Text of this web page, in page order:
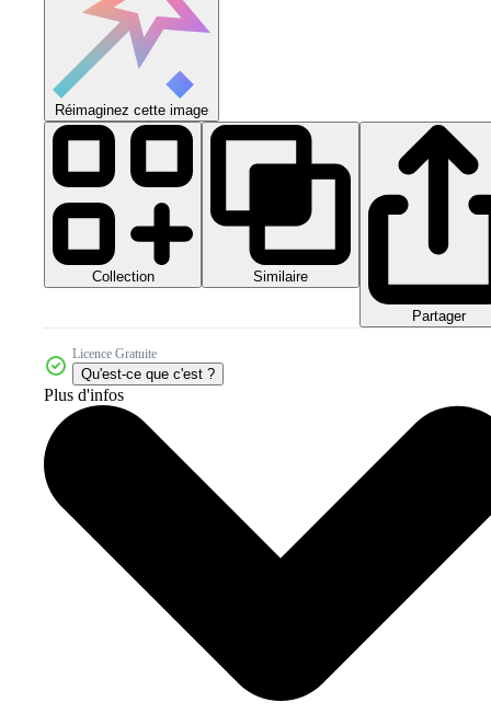
Réimaginez cette image
Collection Similaire
Partager
Licence Gratuite
Qu'est-ce que c'est ?
Plus d'infos